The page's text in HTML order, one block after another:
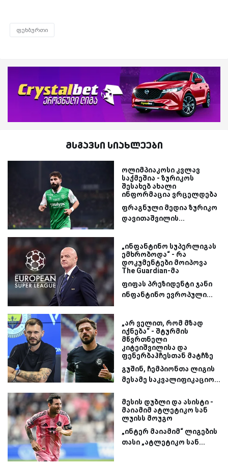
ფეხბურთი
მსგავსი სიახლეები
ოლიმპიაკოსი კვლავ
საქმეშია - ზურიკოს
შესახებ ახალი
ინფორმაცია ვრცელდება
ფრაგნული მედია ზურიკო
დავითაშვილის...
„ინფანტინო სუპერლიგას
ემხრობოდა“ - რა
დოკუმენტები მოიპოვა
The Guardian-მა
ფიფას პრეზიდენტი ჯანი
ინფანტინო ევროპული...
„არ ველით, რომ მზად
იქნება“ - შტურმის
მწვრთნელი
კიტეიშვილისა და
ფენერბაჰჩესთან მატჩზე
გუშინ, ჩემპიონთა ლიგის
მესამე საკვალიფიკაციო...
მესის დუბლი და ასისტი -
მაიამიმ ატლეტიკო სან
ლუისს მოუგო
„ინტერ მაიამიმ“ ლიგების
თასი „ატლეტიკო სან...